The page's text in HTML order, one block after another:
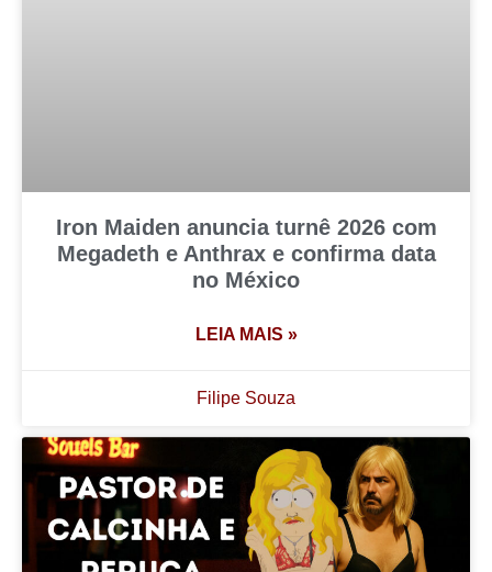
Iron Maiden anuncia turnê 2026 com
Megadeth e Anthrax e confirma data
no México
LEIA MAIS »
Filipe Souza